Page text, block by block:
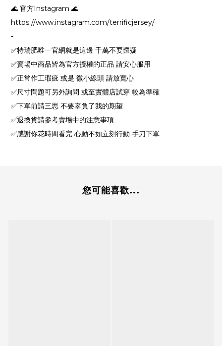
🌊 官方Instagram 🌊
https://www.instagram.com/terrificjersey/
-
✅特瑞肥唯一官網就是這邊 千萬不要懷疑
✅賣場中商品皆為官方授權的正品 請安心服用
✅正常作工瑕疵 或是 微小線頭 請放寬心
✅尺寸問題可另外詢問 或至實體店試穿 較為準確
✅下單前請三思 不要辜負了我的期望
✅退換貨請參考賣場中的注意事項
✅感謝你花時間看完 心動不如立刻行動 手刀下單
您可能喜歡...